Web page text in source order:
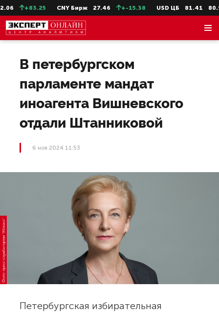
+83.25 CNY Бирж 27.46 +-15.38 USD ЦБ 81.41 80.93
В петербургском
парламенте мандат
иноагента Вишневского
отдали Штанниковой
6 ноя 2024 11:53
Фото: пресс-служба партии “Яблоко”
Петербургская избирательная